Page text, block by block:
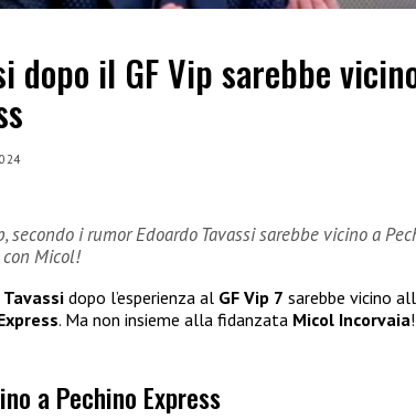
dopo il GF Vip sarebbe
secondo i rumor Edoardo Tavassi sarebbe vicino a
Micol!
Tavassidopo l’esperienza al GF Vip 7 sarebbe vicino
. Ma non insieme alla fidanzata Micol Incorvaia
a Pechino Express